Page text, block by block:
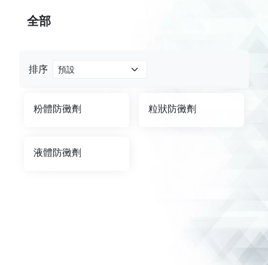
排序
粉體防黴劑 粒狀防黴劑
液體防黴劑
全部